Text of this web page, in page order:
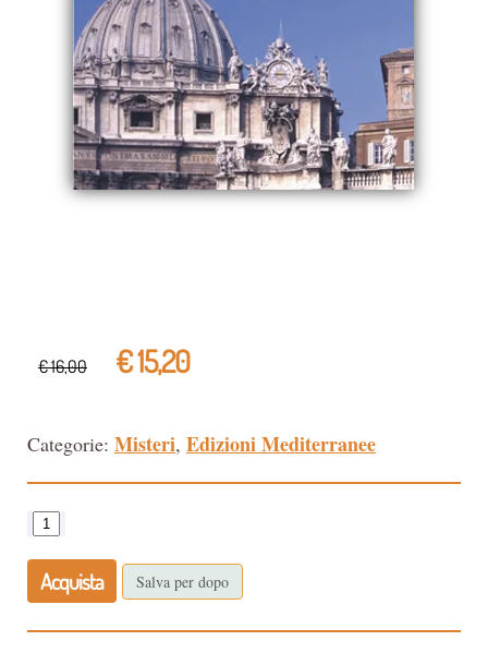
€ 16,00 € 15,20
Categorie: Misteri, Edizioni Mediterranee
Acquista Salva per dopo